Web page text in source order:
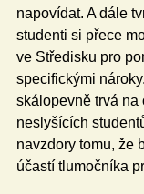
napovídat. A dále
studenti si přece
ve Středisku pro
specifickými
skálopevně trvá na
neslyšících
navzdory tomu, že
účastí tlumočníka